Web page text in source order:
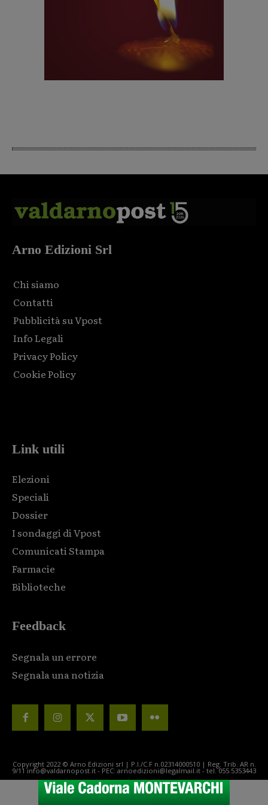
Arno Edizioni Srl
Chi siamo
Contatti
Pubblicità su Vpost
Info Legali
Privacy Policy
Cookie Policy
Link utili
Elezioni
Speciali
Dossier
I sondaggi di Vpost
Comunicati Stampa
Farmacie
Biblioteche
Feedback
Segnala un errore
Segnala una notizia
Copyright 2022 © Arno Edizioni srl | P.I./C.F n.02314000510 | Reg. Trib. AR n.
9/11 info@valdarnopost.it - PEC: arnoedizioni@legalmail.it - tel. 055.5353443